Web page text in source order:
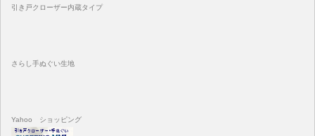
引き戸クローザー内蔵タイプ
さらし手ぬぐい生地
Yahoo ショッピング